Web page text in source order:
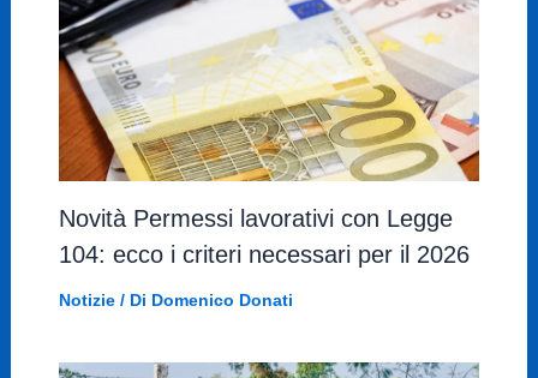
Novità Permessi lavorativi con Legge
104: ecco i criteri necessari per il 2026
Notizie/ Di Domenico Donati